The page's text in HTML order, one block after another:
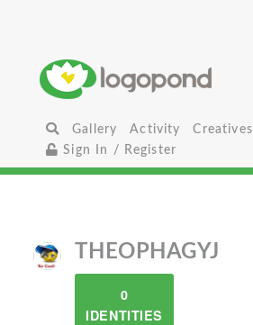
Gallery Activity
Creatives
Sign In / Register
THEOPHAGYJ
0
IDENTITIES